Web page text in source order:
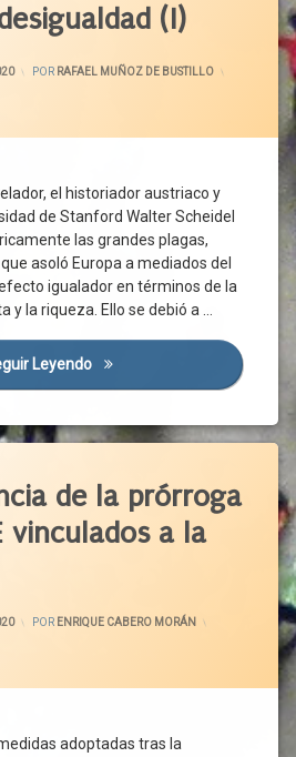
(I)
ACTUALIZADO EL
POR RAFAEL MUÑOZ DE BUSTILLO
el historiador austriaco y
de Stanford Walter Scheidel
las grandes plagas,
asoló Europa a mediados del
igualador en términos de la
y la riqueza. Ello se debió a …
Leyendo Covid-19 Y Desigualdad (I)
de la prórroga
vinculados a la
16 JUNIO 2020
POR ENRIQUE CABERO MORÁN
adoptadas tras la